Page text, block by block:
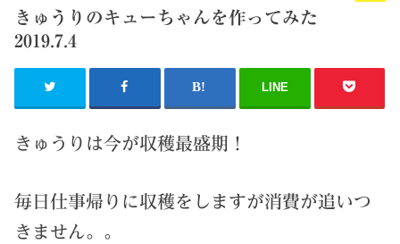
きゅうりのキューちゃんを作ってみた
2019.7.4
LINE
きゅうりは今が収穫最盛期！
毎日仕事帰りに収穫をしますが消費が追いつ
きません。。